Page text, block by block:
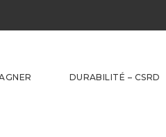
DURABILITÉ – CSRD